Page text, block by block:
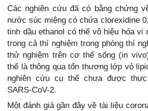
Các nghiên cứu đã có bằng chứng
nước súc miệng có chứa clorexidine
tinh dầu ethanol có thể vô hiệu hóa vi
trong cả thí nghiệm trong phòng thí
thử nghiệm trên cơ thể sống (in
thể là thông qua tổn thương lớp vỏ
nghiên cứu cụ thể chưa được
SARS-CoV-2.
Một đánh giá gần đây về tài liệu